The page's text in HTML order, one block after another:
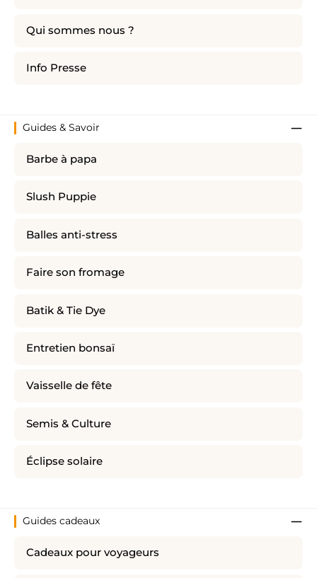
Qui sommes nous ?
Info Presse
Guides & Savoir
Barbe à papa
Slush Puppie
Balles anti-stress
Faire son fromage
Batik & Tie Dye
Entretien bonsaï
Vaisselle de fête
Semis & Culture
Éclipse solaire
Guides cadeaux
Cadeaux pour voyageurs